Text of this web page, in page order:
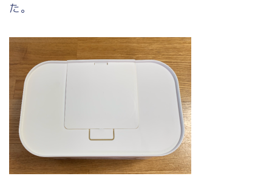
た。